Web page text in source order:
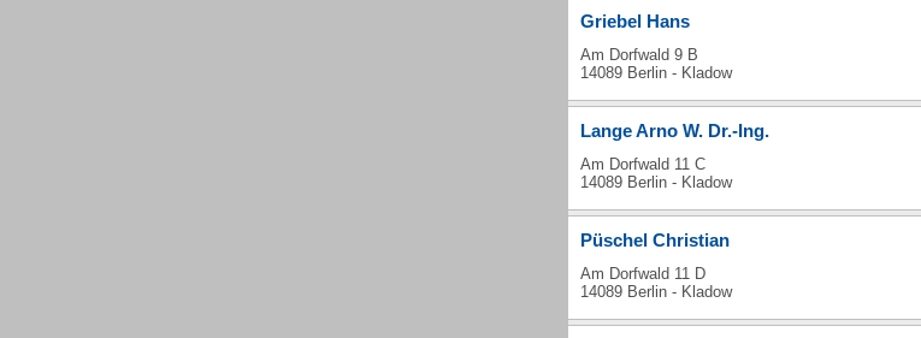
Griebel Hans
Am Dorfwald 9 B
14089 Berlin - Kladow
Lange Arno W. Dr.-Ing.
Am Dorfwald 11 C
14089 Berlin - Kladow
Püschel Christian
Am Dorfwald 11 D
14089 Berlin - Kladow